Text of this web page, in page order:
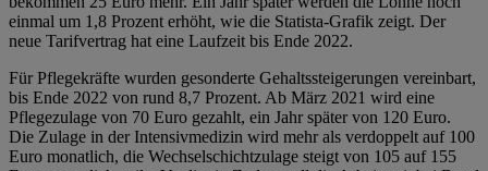
einmal um 1,8 Prozent erhöht, wie die Statista-Grafik zeigt. Der
neue Tarifvertrag hat eine Laufzeit bis Ende 2022.
Für Pflegekräfte wurden gesonderte Gehaltssteigerungen vereinbart,
bis Ende 2022 von rund 8,7 Prozent. Ab März 2021 wird eine
Pflegezulage von 70 Euro gezahlt, ein Jahr später von 120 Euro.
Die Zulage in der Intensivmedizin wird mehr als verdoppelt auf 100
Euro monatlich, die Wechselschichtzulage steigt von 105 auf 155